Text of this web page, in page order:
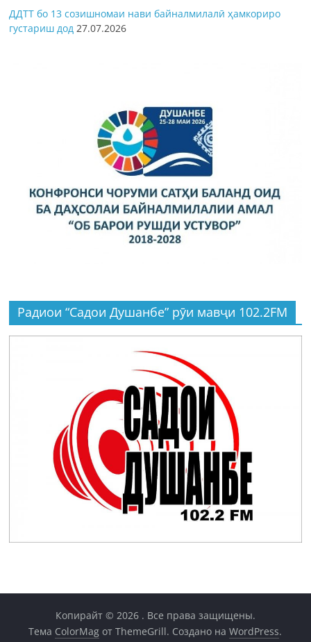
ДДТТ бо 13 созишномаи нави байналмилалӣ ҳамкориро
густариш дод 27.07.2026
Радиои “Садои Душанбе” рӯи мавҷи 102.2FM
Копирайт © 2026 . Все права защищены.
Тема ColorMag от ThemeGrill. Создано наWordPress.